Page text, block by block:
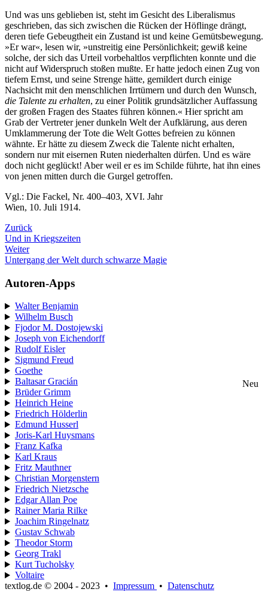
Und was uns geblieben ist, steht im Gesicht des Liberalismus
geschrieben, das sich zwischen die Rücken der Höflinge drängt,
deren tiefe Gebeugtheit ein Zustand ist und keine Gemütsbewegung.
»Er war«, lesen wir, »unstreitig eine Persönlichkeit; gewiß keine
solche, der sich das Urteil vorbehaltlos verpflichten konnte und die
nicht auf Widerspruch stoßen mußte. Er hatte jedoch einen Zug von
tiefem Ernst, und seine Strenge hätte, gemildert durch einige
Nachsicht mit den menschlichen Irrtümern und durch den Wunsch,
die Talente zu erhalten, zu einer Politik grundsätzlicher Auffassung
der großen Fragen des Staates führen können.« Hier spricht am
Grab der Vertreter jener dunkeln Welt der Aufklärung, aus deren
Umklammerung der Tote die Welt Gottes befreien zu können
wähnte. Er hätte zu diesem Zweck die Talente nicht erhalten,
sondern nur mit eisernen Ruten niederhalten dürfen. Und es wäre
doch nicht geglückt! Aber weil er es im Schilde führte, hat ihn eines
von jenen mitten durch die Gurgel getroffen.
Vgl.: Die Fackel, Nr. 400–403, XVI. Jahr
Wien, 10. Juli 1914.
Zurück
Und in Kriegszeiten
Weiter
Untergang der Welt durch schwarze Magie
Autoren-Apps
Walter Benjamin
Wilhelm Busch
Fjodor M. Dostojewski
Joseph von Eichendorff
Rudolf Eisler
Sigmund Freud
Goethe
Baltasar Gracián
Neu
Brüder Grimm
Heinrich Heine
Friedrich Hölderlin
Edmund Husserl
Joris-Karl Huysmans
Franz Kafka
Karl Kraus
Fritz Mauthner
Christian Morgenstern
Friedrich Nietzsche
Edgar Allan Poe
Rainer Maria Rilke
Joachim Ringelnatz
Gustav Schwab
Theodor Storm
Georg Trakl
Kurt Tucholsky
Voltaire
textlog.de © 2004 - 2023 • Impressum • Datenschutz